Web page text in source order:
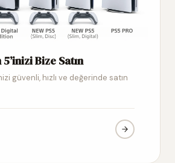
Bize Satın
güvenli, hızlı ve değerinde satın